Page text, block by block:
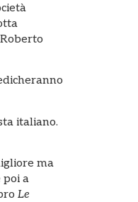
italiano.
ma
poi a
Le